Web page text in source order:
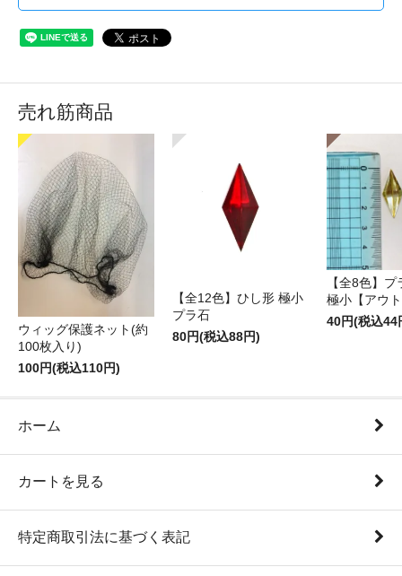
売れ筋商品
ウィッグ保護ネット(約
100枚入り)
100円(税込110円)
【全12色】ひし形 極小
プラ石
80円(税込88円)
【全8色】
極小【アウ
40円(税込44
ホーム
カートを見る
特定商取引法に基づく表記